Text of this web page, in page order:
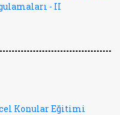
- II
Konular Eğitimi